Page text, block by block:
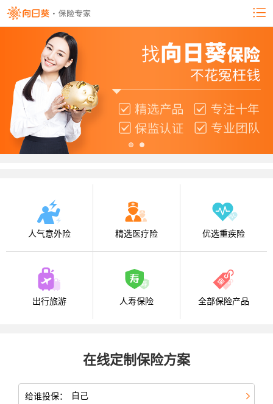
人气意外险 精选医疗险 优选重疾险
出行旅游 人寿保险 全部保险产品
在线定制保险方案
给谁投保：